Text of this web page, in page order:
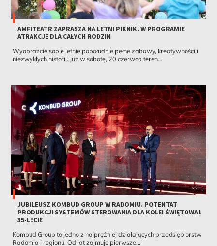
AMFITEATR ZAPRASZA NA LETNI PIKNIK. W PROGRAMIE
ATRAKCJE DLA CAŁYCH RODZIN
Wyobraźcie sobie letnie popołudnie pełne zabawy, kreatywności i
niezwykłych historii. Już w sobotę, 20 czerwca teren...
JUBILEUSZ KOMBUD GROUP W RADOMIU. POTENTAT
PRODUKCJI SYSTEMÓW STEROWANIA DLA KOLEI ŚWIĘTOWAŁ
35-LECIE
Kombud Group to jedno z najprężniej działających przedsiębiorstw
Radomia i regionu. Od lat zajmuje pierwsze...